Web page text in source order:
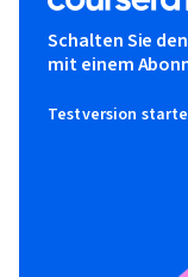
Schalten Sie
mit einem
Testversion